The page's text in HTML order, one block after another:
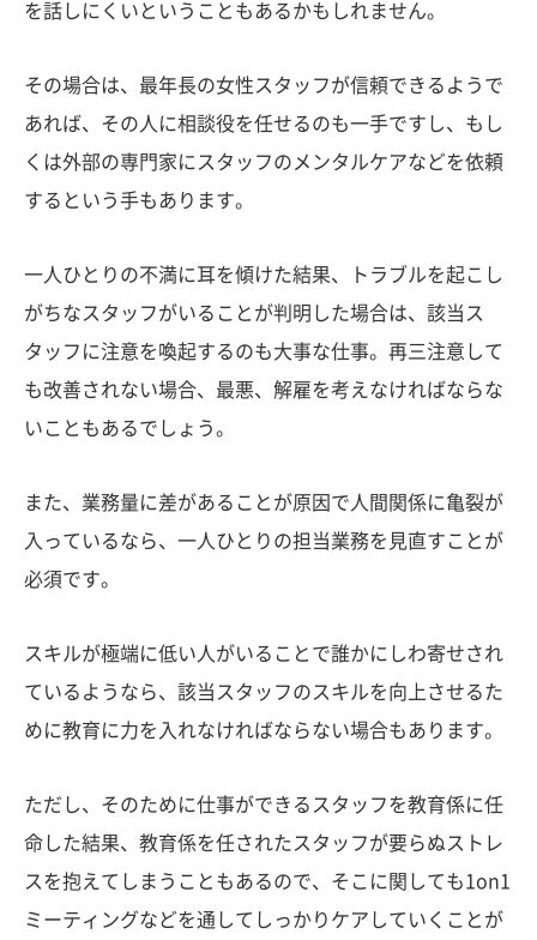
を話しにくいということもあるかもしれません。
その場合は、最年長の女性スタッフが信頼できるようで
あれば、その人に相談役を任せるのも一手ですし、もし
くは外部の専門家にスタッフのメンタルケアなどを依頼
するという手もあります。
一人ひとりの不満に耳を傾けた結果、トラブルを起こし
がちなスタッフがいることが判明した場合は、該当ス
タッフに注意を喚起するのも大事な仕事。再三注意して
も改善されない場合、最悪、解雇を考えなければならな
いこともあるでしょう。
また、業務量に差があることが原因で人間関係に亀裂が
入っているなら、一人ひとりの担当業務を見直すことが
必須です。
スキルが極端に低い人がいることで誰かにしわ寄せされ
ているようなら、該当スタッフのスキルを向上させるた
めに教育に力を入れなければならない場合もあります。
ただし、そのために仕事ができるスタッフを教育係に任
命した結果、教育係を任されたスタッフが要らぬストレ
スを抱えてしまうこともあるので、そこに関しても1on1
ミーティングなどを通してしっかりケアしていくことが